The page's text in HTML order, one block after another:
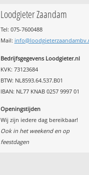
Loodgieter Zaandam
Tel: 075-7600488
Mail:
Bedrijfsgegevens Loodgieter.nl
KVK: 73123684
BTW: NL8593.64.537.B01
IBAN: NL77 KNAB 0257 9997 01
Openingstijden
Wij zijn iedere dag bereikbaar!
Ook in het weekend en op
feestdagen